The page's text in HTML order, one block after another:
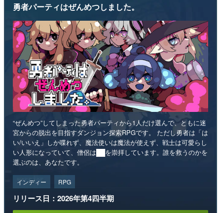
勇者パーティはぜんめつしました。
“ぜんめつ”してしまった勇者パーティから1人だけ選んで、ともに迷
宮からの脱出を目指すダンジョン探索RPGです。 ただし勇者は「は
い/いいえ」しか喋れず、魔法使いは魔法が使えず、戦士は可愛らし
い人形になっていて、僧侶は██を崇拝しています。誰を救うのかを
選ぶのは、あなたです。
インディー RPG
リリース日：2026年第4四半期